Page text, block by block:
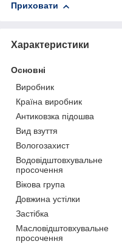
Приховати
Характеристики
Основні
Виробник
Країна виробник
Антиковзка підошва
Вид взуття
Вологозахист
Водовідштовхувальне
просочення
Вікова група
Довжина устілки
Застібка
Масловідштовхувальне
просочення